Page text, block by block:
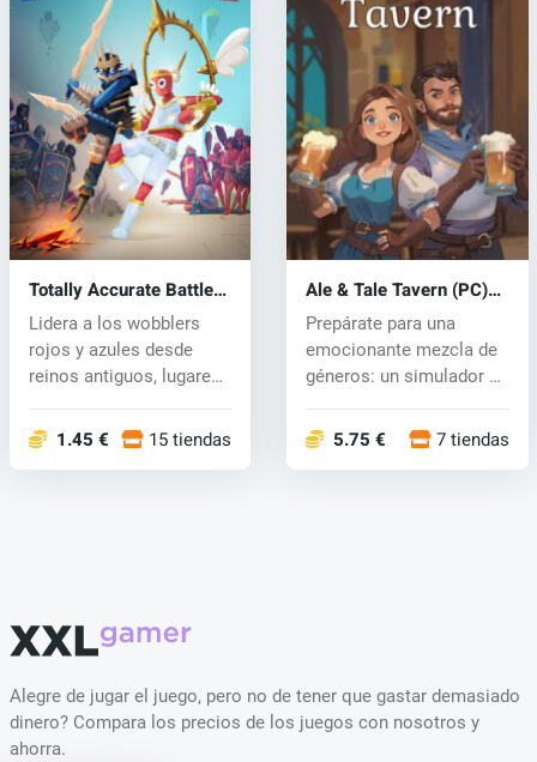
Totally Accurate Battle
Simulator (PC) key
Lidera a los wobblers
rojos y azules desde
reinos antiguos, lugares
1.45 € 15 tiendas
Ale & Tale Tavern (PC)
key
Prepárate para una
emocionante mezcla de
géneros: un simulador de
5.75 € 7 tiendas
Alegre de jugar el juego, pero no de tener que gastar demasiado
dinero? Compara los precios de los juegos con nosotros y
ahorra.